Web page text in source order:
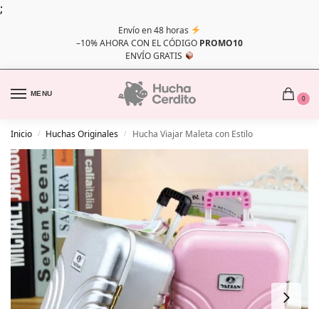
;
Envío en 48 horas
–10% AHORA CON EL CÓDIGO PROMO10
ENVÍO GRATIS
MENU
0
Inicio / Huchas Originales / Hucha Viajar Maleta con Estilo